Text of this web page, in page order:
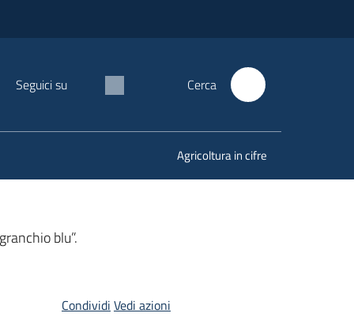
Seguici su Cerca
Agricoltura in cifre
blu”.
Condividi Vedi azioni